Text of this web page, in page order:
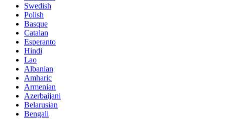
Swedish
Polish
Basque
Catalan
Esperanto
Hindi
Lao
Albanian
Amharic
Armenian
Azerbaijani
Belarusian
Bengali